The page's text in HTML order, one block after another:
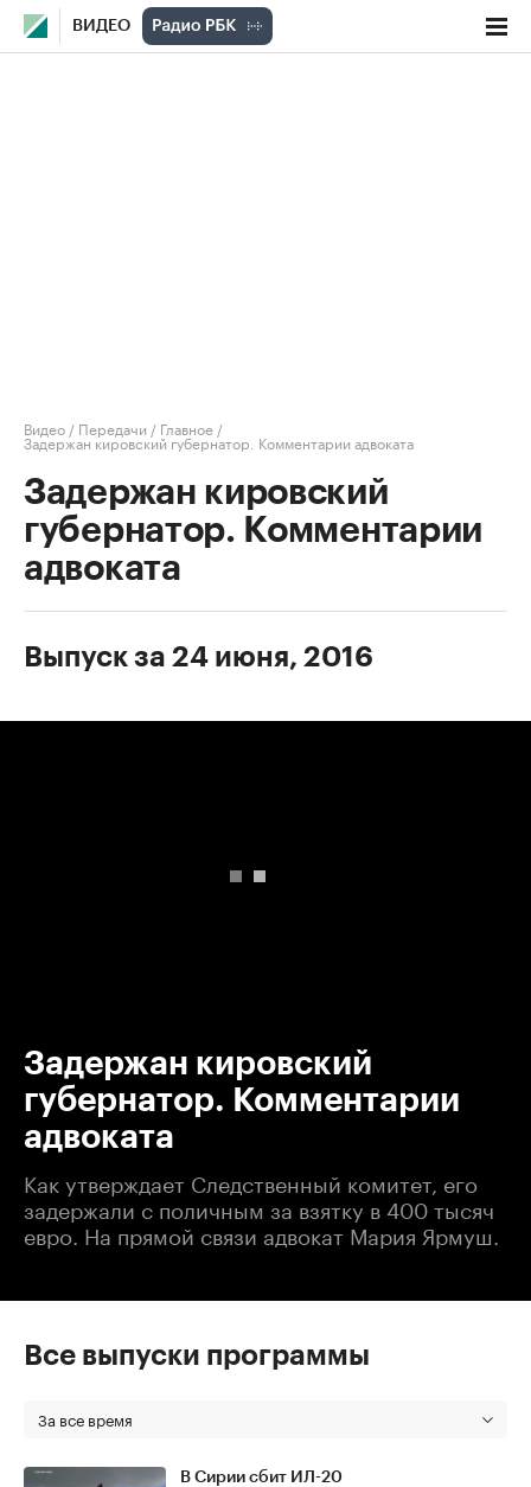
ВИДЕО
Видео / Передачи / Главное /
Задержан кировский губернатор. Комментарии адвоката
Задержан кировский
губернатор. Комментарии
адвоката
Выпуск за 24 июня, 2016
Задержан кировский
губернатор. Комментарии
адвоката
Как утверждает Следственный комитет, его
задержали с поличным за взятку в 400 тысяч
евро. На прямой связи адвокат Мария Ярмуш.
Все выпуски программы
За все время
В Сирии сбит ИЛ-20